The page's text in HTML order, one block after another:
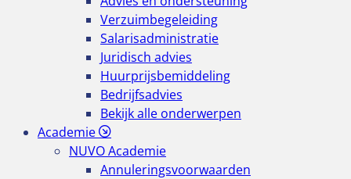
Verzuimbegeleiding
Salarisadministratie
Juridisch advies
Huurprijsbemiddeling
Bedrijfsadvies
Bekijk alle onderwerpen
Academie
NUVO Academie
Annuleringsvoorwaarden